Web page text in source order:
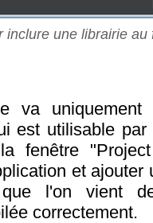
inclure une librairie au
va
est utilisable
fenêtre
et ajouter
que l'on vient
correctement.